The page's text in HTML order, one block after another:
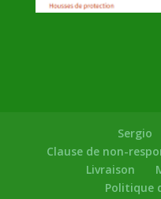
Sergio
Clause de non-
Livraison
Politique